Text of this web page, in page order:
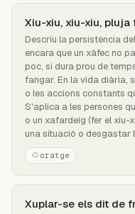
Xiu-xiu, xiu-xiu,
Descriu la persistència
encara que un xàfec no
poc, si dura prou de
fangar. En la vida diària,
o les accions constants
S'aplica a les persones
o un xafardeig (fer el xiu-
una situació o desgastar
oratge
Xuplar-se els dit de